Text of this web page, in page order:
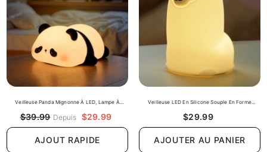
Veilleuse Panda Mignonne À LED, Lampe À
$39.99 Depuis $29.99
AJOUT RAPIDE
Veilleuse LED En Silicone Souple En Forme
Filles
$29.99
AJOUTER AU PANIER